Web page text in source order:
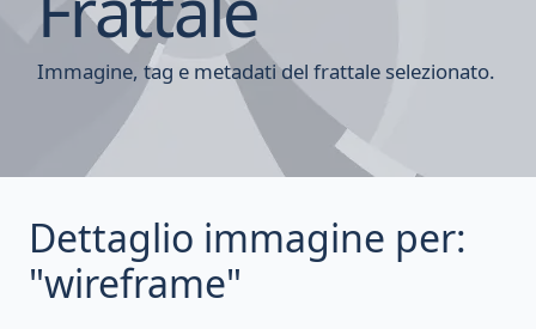
Immagine, tag e metadati del frattale selezionato.
Dettaglio immagine per:
"wireframe"